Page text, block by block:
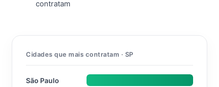
contratam
Cidades que mais contratam · SP
São Paulo